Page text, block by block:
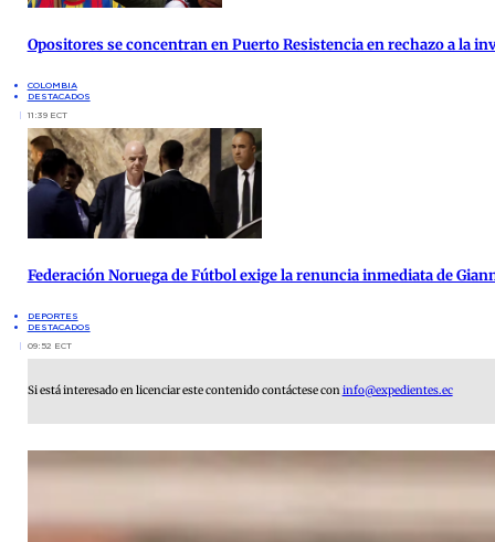
Opositores se concentran en Puerto Resistencia en rechazo a la
COLOMBIA
DESTACADOS
11:39 ECT
Federación Noruega de Fútbol exige la renuncia inmediata de
DEPORTES
DESTACADOS
09:52 ECT
Si está interesado en licenciar este contenido contáctese coninfo@expedientes.ec